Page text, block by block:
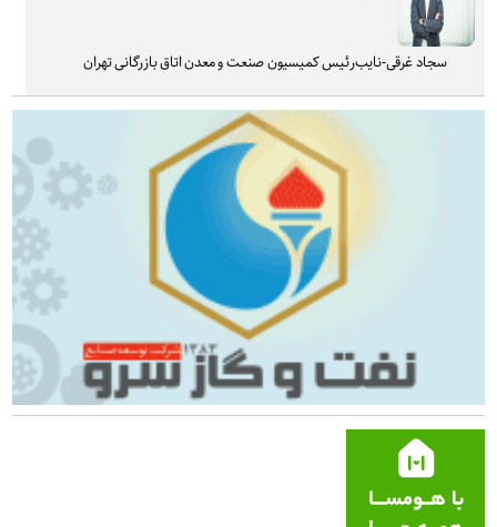
سجاد غرقی-نایب‌رئیس کمیسیون صنعت و معدن اتاق بازرگانی تهران